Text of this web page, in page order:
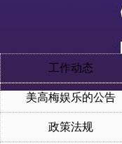
工作动态
美高梅娱乐的公告
政策法规